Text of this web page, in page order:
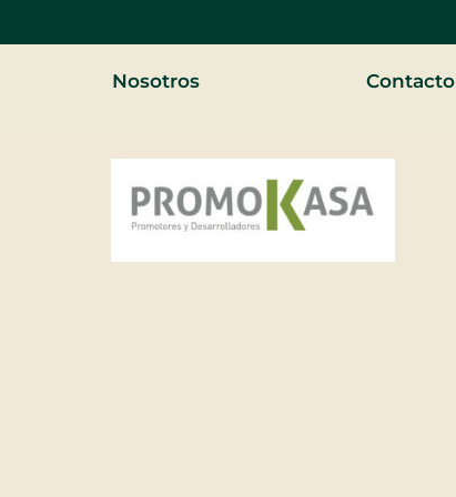
Nosotros Contacto